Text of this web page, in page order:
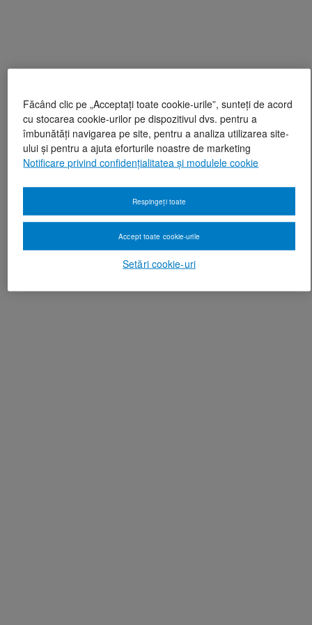
Făcând clic pe „Acceptați toate cookie-urile”, sunteți de acord
cu stocarea cookie-urilor pe dispozitivul dvs. pentru a
îmbunătăți navigarea pe site, pentru a analiza utilizarea site-
ului și pentru a ajuta eforturile noastre de marketing
Notificare privind confidențialitatea și modulele cookie
Setări cookie-uri
Respingeți toate
Accept toate cookie-urile